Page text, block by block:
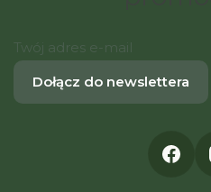
Twój adres e-mail
Dołącz do newslettera